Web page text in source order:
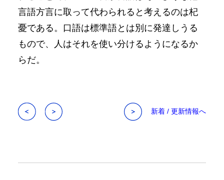
言語方言に取って代わられると考えるのは杞
憂である。口語は標準語とは別に発達しうる
もので、人はそれを使い分けるようになるか
らだ。
新着 / 更新情報へ